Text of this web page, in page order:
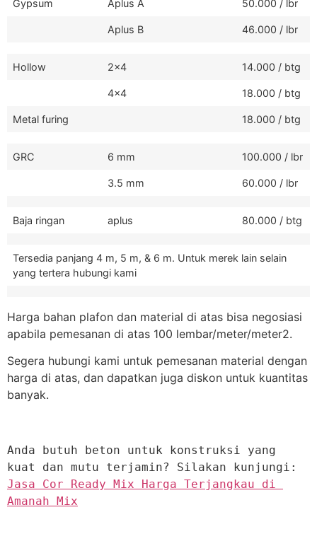
Gypsum Aplus A 50.000 / lbr
Aplus B 46.000 / lbr
Hollow 2x4 14.000 / btg
4x4 18.000 / btg
Metal furing 18.000 / btg
GRC 6 mm 100.000 / lbr
3.5 mm 60.000 / lbr
Baja ringan aplus 80.000 / btg
Tersedia panjang 4 m, 5 m, & 6 m. Untuk merek lain selain
yang tertera hubungi kami
Harga bahan plafon dan material di atas bisa negosiasi
apabila pemesanan di atas 100 lembar/meter/meter2.
Segera hubungi kami untuk pemesanan material dengan
harga di atas, dan dapatkan juga diskon untuk kuantitas
banyak.
Anda butuh beton untuk konstruksi yang
Jasa Cor Ready Mix Harga Terjangkau di
Amanah Mix